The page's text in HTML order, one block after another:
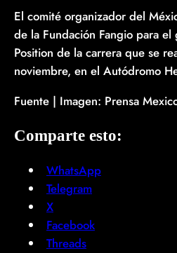
El comité organizador del
de la Fundación Fangio para el
Position de la carrera que se
noviembre, en el Autódromo
Fuente | Imagen: Prensa
Comparte esto:
WhatsApp
Telegram
X
Facebook
Threads